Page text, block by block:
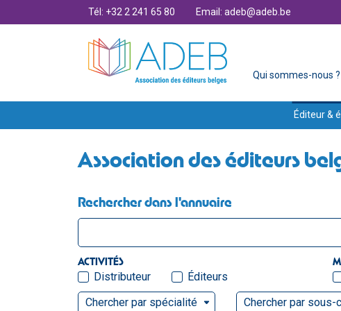
Tél: +32 2 241 65 80 Email: adeb@adeb.be
Qui sommes-nous ?
Éditeur &
Association des éditeurs
Rechercher dans l'annuaire
ACTIVITÉS
Distributeur Éditeurs
Chercher par spécialité
Chercher par sous-